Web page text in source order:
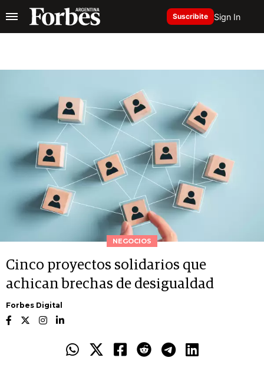
Suscribite Sign In
NEGOCIOS
Cinco proyectos solidarios que
achican brechas de desigualdad
Forbes Digital